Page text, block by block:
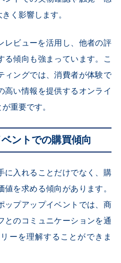
く影響します。
レビューを活用し、他者の評
る傾向も強まっています。こ
ィングでは、消費者が体験で
高い情報を提供するオンライ
重要です。
ントでの購買傾向
に入れることだけでなく、購
を求める傾向があります。
ップアップイベントでは、商
とのコミュニケーションを通
ーを理解することができま